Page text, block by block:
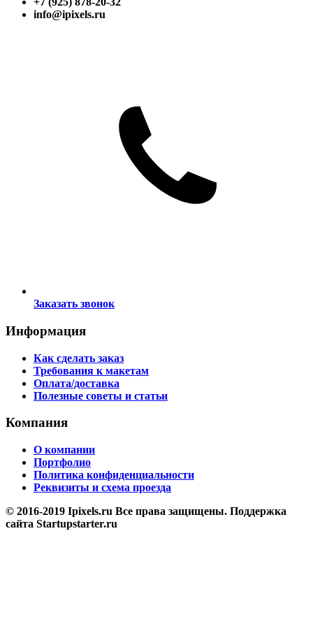
info@ipixels.ru
Заказать звонок
Информация
Как сделать заказ
Требования к макетам
Оплата/доставка
Полезные советы и статьи
Компания
О компании
Портфолио
Политика конфиденциальности
Реквизиты и схема проезда
© 2016-2019 Ipixels.ru Все права защищены. Поддержка
сайта Startupstarter.ru